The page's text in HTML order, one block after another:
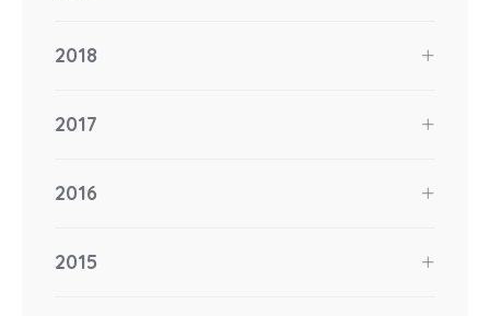
2018
2017
2016
2015